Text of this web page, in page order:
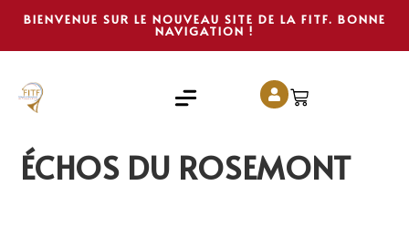
BIENVENUE SUR LE NOUVEAU SITE DE LA FITF. BONNE
NAVIGATION !
ÉCHOS DU ROSEMONT